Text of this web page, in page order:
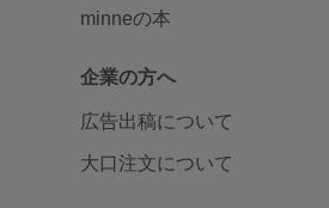
minneの本
企業の方へ
広告出稿について
大口注文について